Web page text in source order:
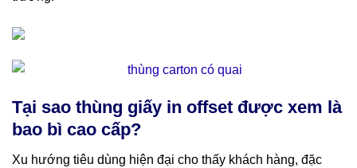
Tại sao thùng giấy in offset được xem là
bao bì cao cấp?
Xu hướng tiêu dùng hiện đại cho thấy khách hàng, đặc